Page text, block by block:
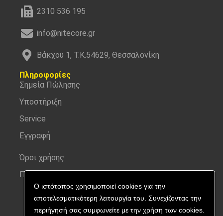
Ο ιστότοπος χρησιμοποιεί cookies για την
αποτελεσματικότερη λειτουργία του. Συνεχίζοντας την
περιήγησή σας συμφωνείτε με την χρήση των cookies.
2310 536 195
info@nitecore.gr
Βάκχου 1, Τ.Κ.54629, Θεσσαλονίκη
Πληροφορίες
Σημεία Πώλησης
Υποστήριξη
Service
Εγγραφή
Όροι χρήσης
Προσωπικά δεδομένα